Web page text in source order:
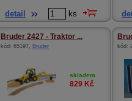
detail ks
Bruder 2427 - Traktor ...
kód: 65197, Bruder
skladem
829 Kč
kód: